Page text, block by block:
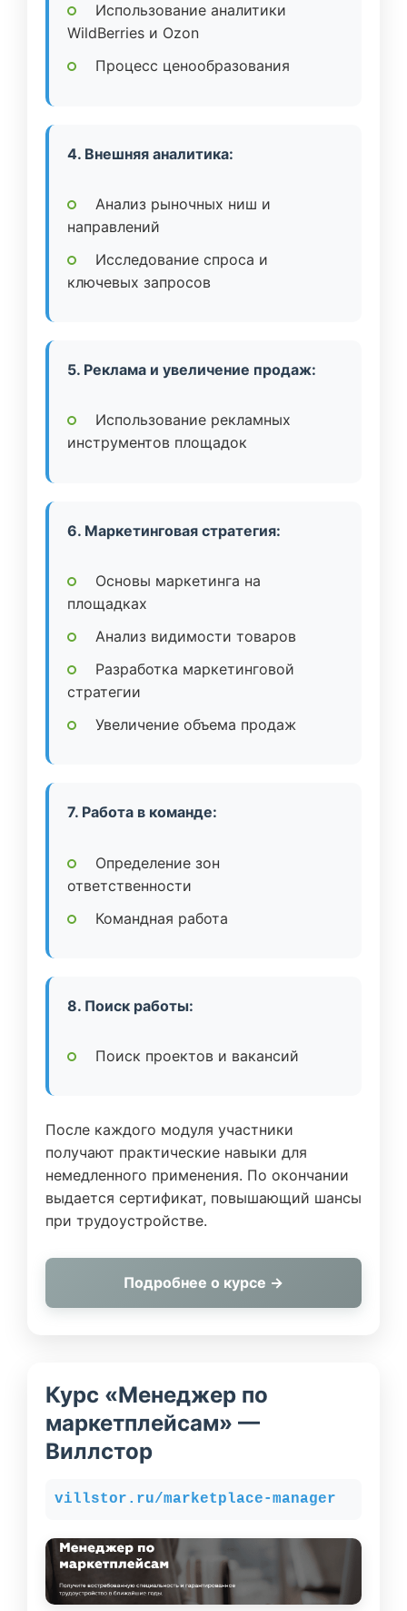
Использование аналитики
WildBerries и Ozon
Процесс ценообразования
4. Внешняя аналитика:
Анализ рыночных ниш и
направлений
Исследование спроса и
ключевых запросов
5. Реклама и увеличение продаж:
Использование рекламных
инструментов площадок
6. Маркетинговая стратегия:
Основы маркетинга на
площадках
Анализ видимости товаров
Разработка маркетинговой
стратегии
Увеличение объема продаж
7. Работа в команде:
Определение зон
ответственности
Командная работа
8. Поиск работы:
Поиск проектов и вакансий
После каждого модуля участники
получают практические навыки для
немедленного применения. По окончании
выдается сертификат, повышающий шансы
при трудоустройстве.
Подробнее о курсе →
Курс «Менеджер по
маркетплейсам» —
Виллстор
villstor.ru/marketplace-manager